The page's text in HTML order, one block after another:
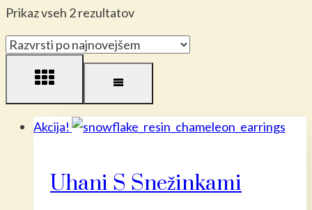
Prikaz vseh 2 rezultatovRazvrščeno
datumu
Akcija!
Uhani S Snežinkami